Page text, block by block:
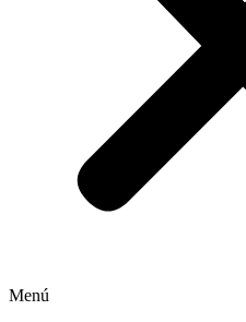
Menú